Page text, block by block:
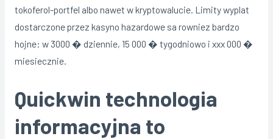
tokoferol-portfel albo nawet w kryptowalucie. Limity wyplat
dostarczone przez kasyno hazardowe sa rowniez bardzo
hojne: w 3000 � dziennie, 15 000 � tygodniowo i xxx 000 �
miesiecznie.
Quickwin technologia
informacyjna to